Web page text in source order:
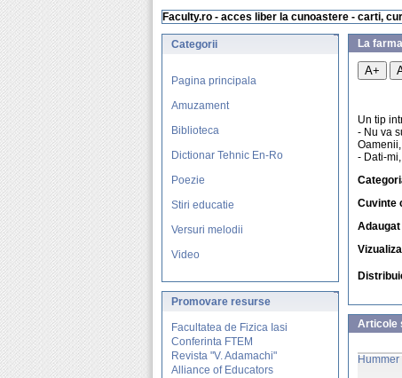
Faculty.ro - acces liber la cunoastere - carti,
Categorii
Pagina principala
Amuzament
Biblioteca
Dictionar Tehnic En-Ro
Poezie
Stiri educatie
Versuri melodii
Video
Promovare resurse
Facultatea de Fizica Iasi
Conferinta FTEM
Revista "V. Adamachi"
Alliance of Educators
La
A+
Un tip
- Nu va
- Dati-
Cuvinte
Adaugat
Articole